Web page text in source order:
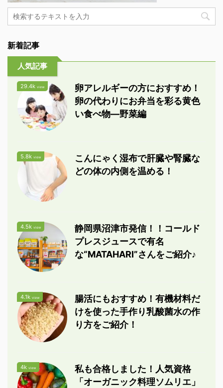
新着記事
人気記事
29.4k view
卵アレルギーの方におすすめ！
卵の代わりにお弁当を彩る黄色
い食べ物―野菜編
5.8k view
こんにゃく湿布で肝臓や腎臓な
どの体の内側を温める！
4.5k view
静岡県沼津市発信！！コールド
プレスジュースで有名
な“MATAHARI”さんをご紹介♪
4.1k view
腸活にもおすすめ！有機材料だ
けを使った手作り乳酸菌水の作
り方をご紹介！
4k view
私も合格しました！人気資格
「オーガニック料理ソムリエ」